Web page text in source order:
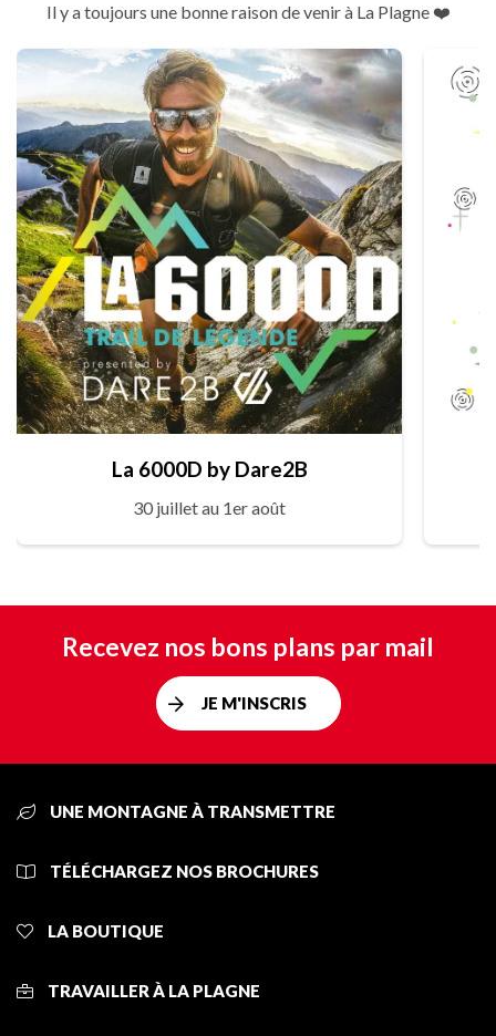
Il y a toujours une bonne raison de venir à La Plagne ❤️
La 6000D by Dare2B
30 juillet au 1er août
Recevez nos bons plans par mail
JE M'INSCRIS
UNE MONTAGNE À TRANSMETTRE
TÉLÉCHARGEZ NOS BROCHURES
LA BOUTIQUE
TRAVAILLER À LA PLAGNE